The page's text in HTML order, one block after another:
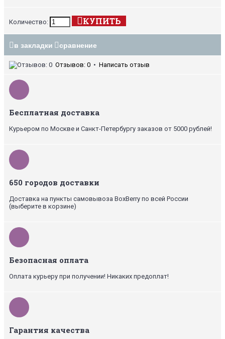
Количество: КУПИТЬ
в закладки сравнение
Отзывов: 0 • Написать отзыв
Бесплатная доставка
Курьером по Москве и Санкт-Петербургу заказов от 5000 рублей!
650 городов доставки
Доставка на пункты самовывоза BoxBerry по всей России
(выберите в корзине)
Безопасная оплата
Оплата курьеру при получении! Никаких предоплат!
Гарантия качества